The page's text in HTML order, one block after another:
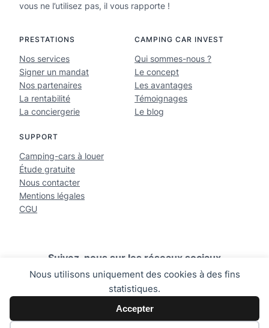
Nous utilisons uniquement des cookies à des fins
statistiques.
Accepter
vous ne l’utilisez pas, il vous rapporte !
PRESTATIONS
Nos services
Signer un mandat
Nos partenaires
La rentabilité
La conciergerie
CAMPING CAR INVEST
Qui sommes-nous ?
Le concept
Les avantages
Témoignages
Le blog
SUPPORT
Camping-cars à louer
Étude gratuite
Nous contacter
Mentions légales
CGU
Suivez-nous sur les réseaux sociaux
LinkedIn
Facebook
Instagram
YouTube